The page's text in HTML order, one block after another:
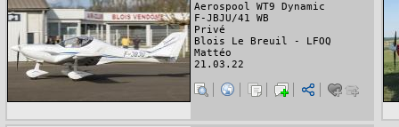
Aerospool WT9 Dynamic
F-JBJU/41 WB
Privé
Blois Le Breuil - LFOQ
Mattéo
21.03.22